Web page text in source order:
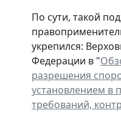
По сути, такой
укрепился:
Федерации в "
разрешения
установлением в
требований,